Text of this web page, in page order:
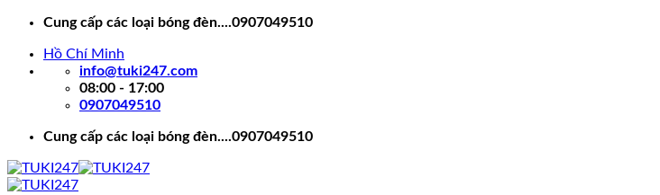
Skip
content
Cung cấp các loại bóng đèn....0907049510
Hồ Chí Minh
info@tuki247.com
08:00 - 17:00
0907049510
Cung cấp các loại bóng đèn....0907049510